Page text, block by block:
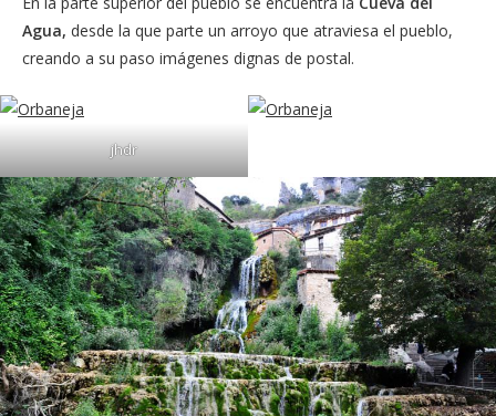
Agua, desde la que parte un arroyo que atraviesa el pueblo,
creando a su paso imágenes dignas de postal.
jhdr